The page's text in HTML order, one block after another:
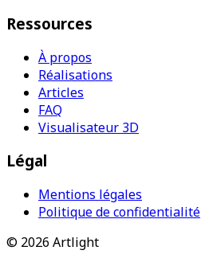
Ressources
À propos
Réalisations
Articles
FAQ
Visualisateur 3D
Légal
Mentions légales
Politique de confidentialité
© 2026 Artlight